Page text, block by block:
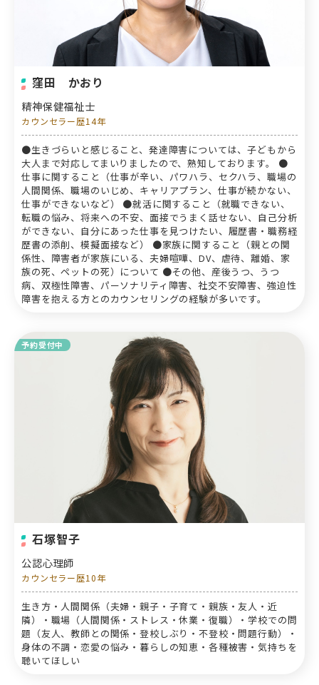
窪田 かおり
精神保健福祉士
カウンセラー歴14年
●生きづらいと感じること、発達障害については、子どもから
大人まで対応してまいりましたので、熟知しております。 ●
仕事に関すること（仕事が辛い、パワハラ、セクハラ、職場の
人間関係、職場のいじめ、キャリアプラン、仕事が続かない、
仕事ができないなど） ●就活に関すること（就職できない、
転職の悩み、将来への不安、面接でうまく話せない、自己分析
ができない、自分にあった仕事を見つけたい、履歴書・職務経
歴書の添削、模擬面接など） ●家族に関すること（親との関
係性、障害者が家族にいる、夫婦喧嘩、DV、虐待、離婚、家
族の死、ペットの死）について ●その他、産後うつ、うつ
病、双極性障害、パーソナリティ障害、社交不安障害、強迫性
障害を抱える方とのカウンセリングの経験が多いです。
予約受付中
石塚智子
公認心理師
カウンセラー歴10年
生き方・人間関係（夫婦・親子・子育て・親族・友人・近
隣）・職場（人間関係・ストレス・休業・復職）・学校での問
題（友人、教師との関係・登校しぶり・不登校・問題行動）・
身体の不調・恋愛の悩み・暮らしの知恵・各種被害・気持ちを
聴いてほしい